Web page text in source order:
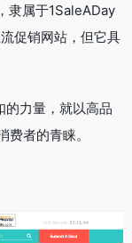
隶属于1SaleADay
促销网站，但它具
的力量，就以高品
者的青睐。